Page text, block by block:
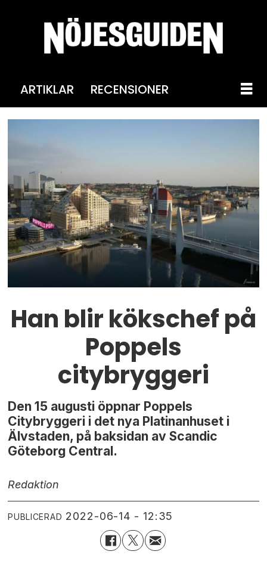
ARTIKLAR RECENSIONER
Han blir kökschef på
Poppels
citybryggeri
Den 15 augusti öppnar Poppels
Citybryggeri i det nya Platinanhuset i
Älvstaden, på baksidan av Scandic
Göteborg Central.
Redaktion
PUBLICERAD 2022-06-14 - 12:35